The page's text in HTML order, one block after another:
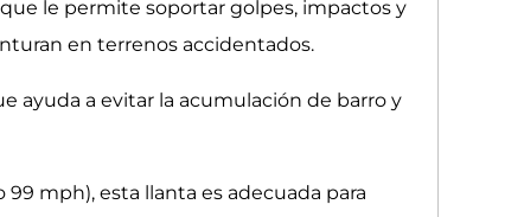
le permite soportar golpes, impactos y
en terrenos accidentados.
ayuda a evitar la acumulación de barro y
99 mph), esta llanta es adecuada para